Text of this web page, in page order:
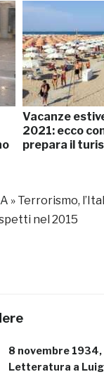
Vacanze
2021: ecco
prepara il
» Terrorismo,
nel 2015
8 novembre 1934,
Letteratura a